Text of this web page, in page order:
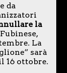
da
la
La
sarà
16 ottobre.